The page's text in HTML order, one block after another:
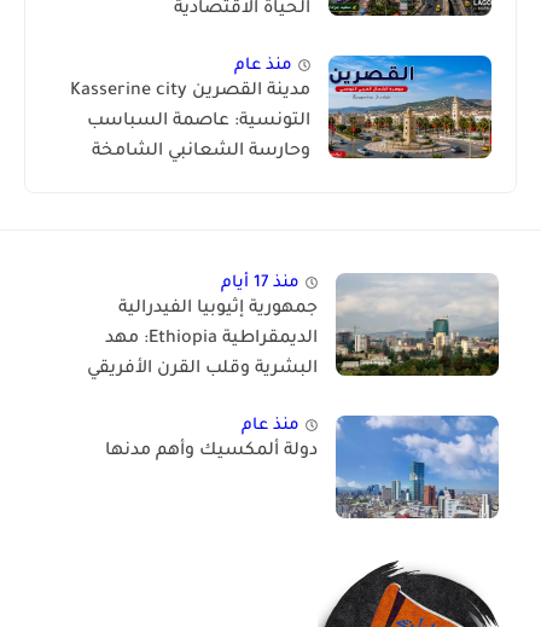
الحياة الاقتصادية
منذ عام
مدينة القصرين Kasserine city
التونسية: عاصمة السباسب
وحارسة الشعانبي الشامخة
منذ 17 أيام
جمهورية إثيوبيا الفيدرالية
الديمقراطية Ethiopia: مهد
البشرية وقلب القرن الأفريقي
منذ عام
دولة ألمكسيك وأهم مدنها